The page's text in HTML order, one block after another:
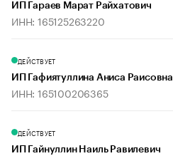
ИП Гараев Марат Райхатович
ИНН: 165125263220
ДЕЙСТВУЕТ
ИП Гафиятуллина Аниса Раисовна
ИНН: 165100206365
ДЕЙСТВУЕТ
ИП Гайнуллин Наиль Равилевич